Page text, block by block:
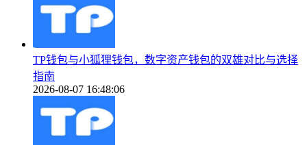
TP钱包与小狐狸钱包，数字资产钱包的双雄对比与选择
指南
2026-08-07 16:48:06